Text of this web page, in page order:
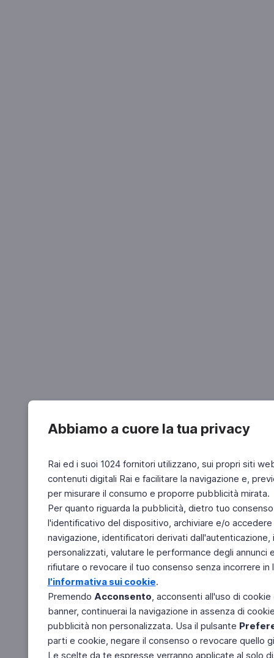
Abbiamo a cuore la tua privacy
Rai ed i suoi 1024 fornitori utilizzano, sui propri siti
contenuti digitali Rai e facilitare la navigazione e,
per misurare il consumo e proporre pubblicità mirata.
Per quanto riguarda la pubblicità, dietro tuo
l'identificativo del dispositivo, archiviare e/o
navigazione, identificatori derivati
personalizzati, valutare le performance degli
rifiutare o revocare il tuo consenso senza incorrere
l'informativa sui cookie.
Premendo Acconsento, acconsenti all'uso di
banner, continuerai la navigazione in assenza di
pubblicità non personalizzata. Usa il pulsante
parti e cookie, negare il consenso o revocare quello
Le scelte da te espresse verranno applicate al solo